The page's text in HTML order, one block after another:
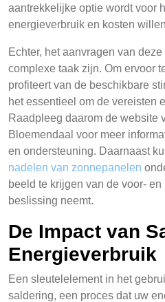
aantrekkelijke optie wordt voor
energieverbruik en kosten
Echter, het aanvragen van
complexe taak zijn. Om ervoor
profiteert van de beschikbare
het essentieel om de vereisten
Raadpleeg daarom de website
Bloemendaal voor meer
en ondersteuning. Daarnaast
nadelen van zonnepanelen
beeld te krijgen van de voor-
beslissing neemt.
De Impact van
Energieverbruik
Een sleutelelement in het
saldering, een proces dat uw